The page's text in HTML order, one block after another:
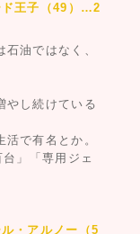
ド王子（49）…2
油ではなく、
やし続けている
で有名とか。
」「専用ジェ
・アルノー（5